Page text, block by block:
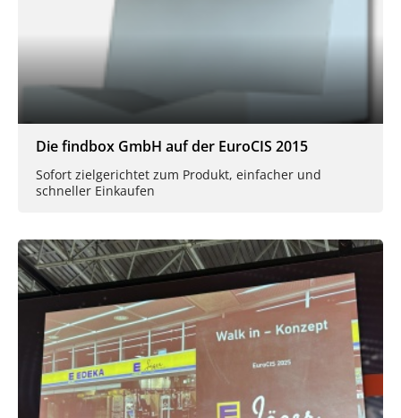
Die findbox GmbH auf der EuroCIS 2015
Sofort zielgerichtet zum Produkt, einfacher und
schneller Einkaufen